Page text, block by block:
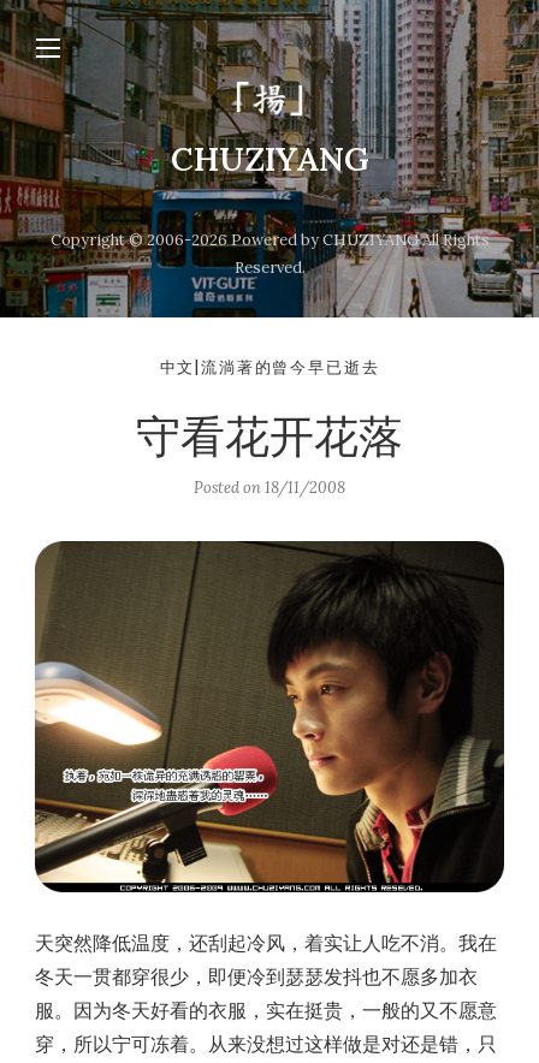
CHUZIYANG
Copyright © 2006-2026 Powered by CHUZIYANG All Rights
Reserved.
中文|流淌著的曾今早已逝去
守看花开花落
Posted on 18/11/2008
天突然降低温度，还刮起冷风，着实让人吃不消。我在
冬天一贯都穿很少，即便冷到瑟瑟发抖也不愿多加衣
服。因为冬天好看的衣服，实在挺贵，一般的又不愿意
穿，所以宁可冻着。从来没想过这样做是对还是错，只